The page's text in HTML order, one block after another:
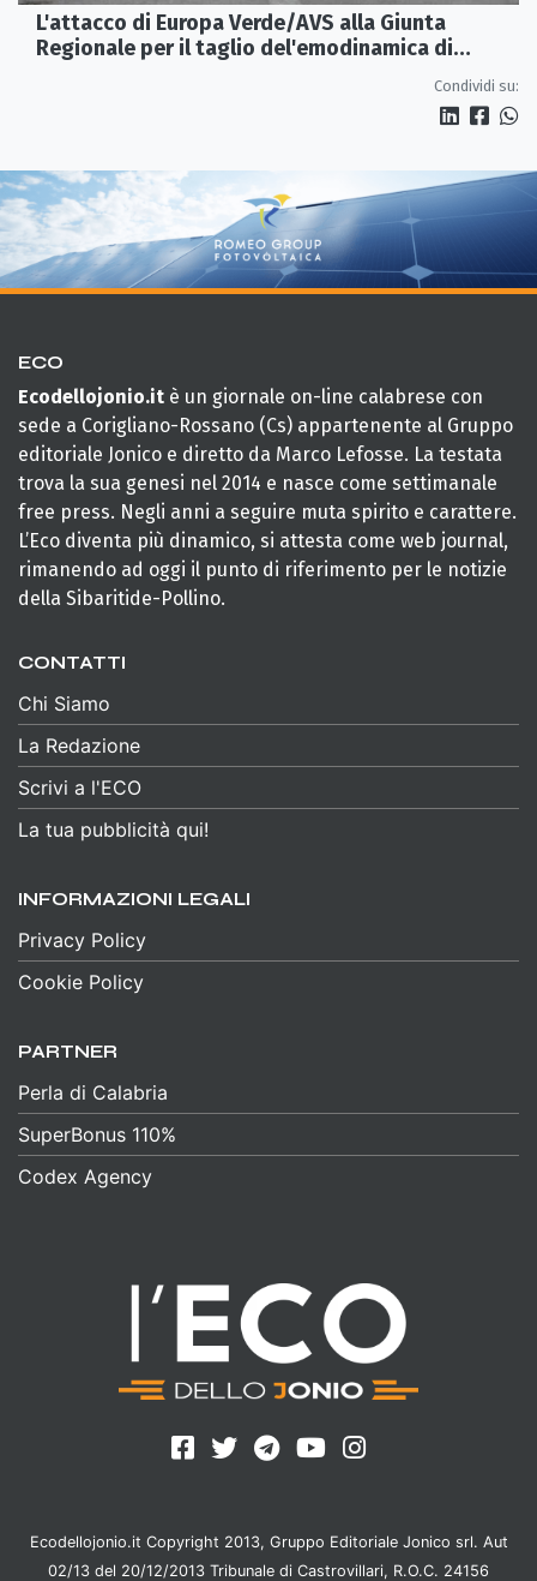
L'attacco di Europa Verde/AVS alla Giunta
Regionale per il taglio del'emodinamica di
Condividi su:
ECO
Ecodellojonio.it è un giornale on-line calabrese con
sede a Corigliano-Rossano (Cs) appartenente al Gruppo
editoriale Jonico e diretto da Marco Lefosse. La testata
trova la sua genesi nel 2014 e nasce come settimanale
free press. Negli anni a seguire muta spirito e carattere.
L’Eco diventa più dinamico, si attesta come web journal,
rimanendo ad oggi il punto di riferimento per le notizie
della Sibaritide-Pollino.
CONTATTI
Chi Siamo
La Redazione
Scrivi a l'ECO
La tua pubblicità qui!
INFORMAZIONI LEGALI
Privacy Policy
Cookie Policy
PARTNER
Perla di Calabria
SuperBonus 110%
Codex Agency
Ecodellojonio.it Copyright 2013, Gruppo Editoriale Jonico srl. Aut
02/13 del 20/12/2013 Tribunale di Castrovillari, R.O.C. 24156